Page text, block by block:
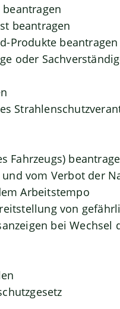
beantragen
Produkte beantragen
oder
Fahrzeugs)
vom Verbot der
Arbeitstempo
von
bei Wechsel